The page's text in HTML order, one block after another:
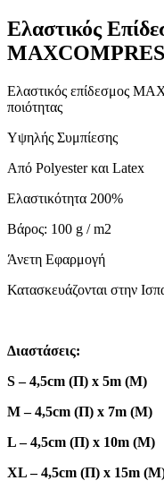
Ελαστικός
Ελαστικός επίδεσμος
ποιότητας
Υψηλής Συμπίεσης
Από Polyester και Latex
Ελαστικότητα 200%
Βάρος: 100 g / m2
Άνετη Εφαρμογή
Κατασκευάζονται στην
Διαστάσεις:
S – 4,5cm (Π) x 5m (Μ)
M – 4,5cm (Π) x 7m (Μ)
L – 4,5cm (Π) x 10m (Μ)
XL – 4,5cm (Π) x 15m